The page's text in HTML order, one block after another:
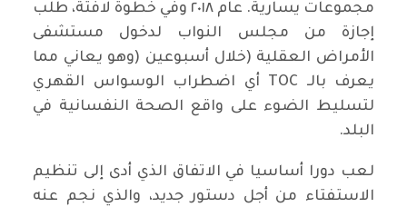
مجموعات يسارية. عام ٢٠١٨ وفي خطوة لافتة، طلب
إجازة من مجلس النواب لدخول مستشفى
الأمراض العقلية (خلال أسبوعين (وهو يعاني مما
يعرف بالـ TOC أي اضطراب الوسواس القهري
لتسليط الضوء على واقع الصحة النفسانية في
البلد.
لعب دورا أساسيا في الاتفاق الذي أدى إلى تنظيم
الاستفتاء من أجل دستور جديد، والذي نجم عنه